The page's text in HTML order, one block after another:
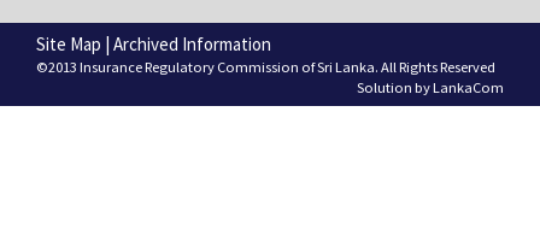
Site Map Archived Information
©2013 Insurance Regulatory Commission of Sri Lanka. All Rights Reserved
Solution byLankaCom